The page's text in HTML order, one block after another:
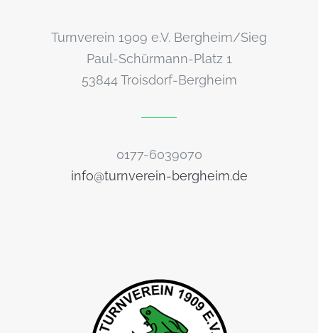
Turnverein 1909 e.V. Bergheim/Sieg
Paul-Schürmann-Platz 1
53844 Troisdorf-Bergheim
0177-6039070
info@turnverein-bergheim.de